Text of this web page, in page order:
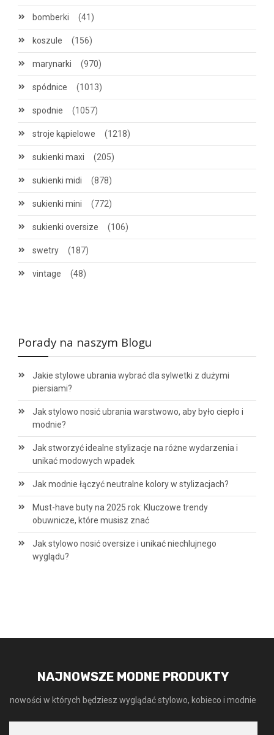
bomberki (41)
koszule (156)
marynarki (970)
spódnice (1013)
spodnie (1057)
stroje kąpielowe (1218)
sukienki maxi (205)
sukienki midi (878)
sukienki mini (772)
sukienki oversize (106)
swetry (187)
vintage (48)
Porady na naszym Blogu
Jakie stylowe ubrania wybrać dla sylwetki z dużymi
piersiami?
Jak stylowo nosić ubrania warstwowo, aby było ciepło i
modnie?
Jak stworzyć idealne stylizacje na różne wydarzenia i
unikać modowych wpadek
Jak modnie łączyć neutralne kolory w stylizacjach?
Must-have buty na 2025 rok: Kluczowe trendy
obuwnicze, które musisz znać
Jak stylowo nosić oversize i unikać niechlujnego
wyglądu?
NAJNOWSZE MODNE PRODUKTY
nowości w których będziesz wyglądać stylowo, kobieco i modnie